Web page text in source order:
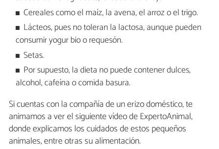
Cereales como el maíz, la avena, el arroz o el trigo.
Lácteos, pues no toleran la lactosa, aunque pueden
consumir yogur bio o requesón.
Setas.
Por supuesto, la dieta no puede contener dulces,
alcohol, cafeína o comida basura.
Si cuentas con la compañía de un erizo doméstico, te
animamos a ver el siguiente vídeo de ExpertoAnimal,
donde explicamos los cuidados de estos pequeños
animales, entre otras su alimentación.